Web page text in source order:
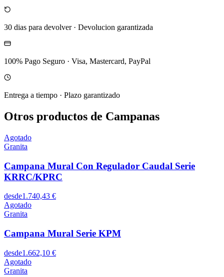
30 dias para devolver· Devolucion garantizada
100% Pago Seguro · Visa, Mastercard, PayPal
Entrega a tiempo · Plazo garantizado
Otros productos de Campanas
Agotado
Granita
Campana Mural Con Regulador Caudal Serie
KRRC/KPRC
desde1.740,43 €
Agotado
Granita
Campana Mural Serie KPM
desde1.662,10 €
Agotado
Granita